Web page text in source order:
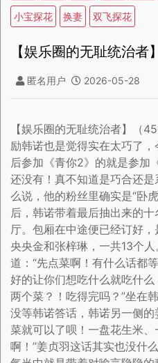
小宝探花 换妻 双飞探花
【娱乐圈的无耻统治者
匿名用户 2026-05-28
【娱乐圈的无耻统治者】（
励韩诺也是觉得实在太巧了
后参加《青你2》的就是参加
还没有！真不知道是巧合还
么说，他的粉丝里确实是“卧
后，韩诺带着最后抽出来的
厅。包厢在中途便已经订好
央央金和张梓琳，一共13个
道：“先点菜啊！有什么话都
好的让你们想吃什么就吃什么
两个菜？！吃得完吗？”坐在
没等韩诺答话，韩诺另一侧
菜就可以了呗！一盘花生米
啊！”姜贞羽这话其实也没什